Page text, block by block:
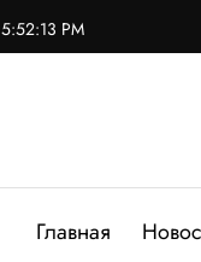
5:52:14 PM
Главная